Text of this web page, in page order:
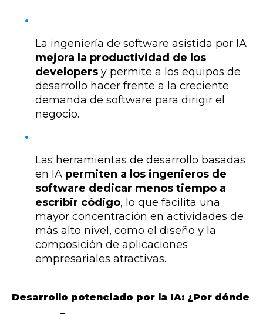
La ingeniería de software asistida por IA
mejora la productividad de los
developers y permite a los equipos de
desarrollo hacer frente a la creciente
demanda de software para dirigir el
negocio.
Las herramientas de desarrollo basadas
en IA permiten a los ingenieros de
software dedicar menos tiempo a
escribir código, lo que facilita una
mayor concentración en actividades de
más alto nivel, como el diseño y la
composición de aplicaciones
empresariales atractivas.
Desarrollo potenciado por la IA: ¿Por dónde